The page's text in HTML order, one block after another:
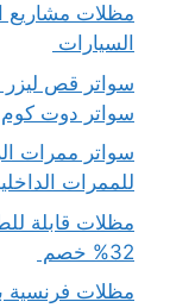
مظلات مشاريع
السيارات
سواتر قص
سواتر دوت كوم
للممرات
مظلات قابلة
32% خصم
مظلات فرنسية